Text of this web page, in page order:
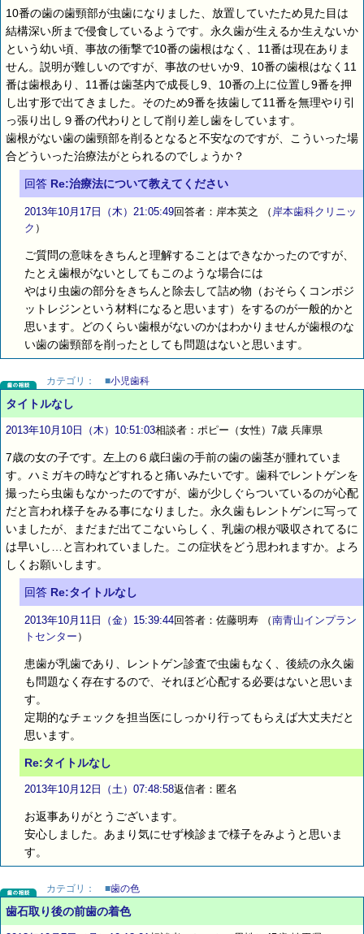
10番の歯の歯頸部が虫歯になりました、放置していたため見た目は
結構深い所まで侵食しているようです。永久歯が生えるか生えないか
という幼い頃、事故の衝撃で10番の歯根はなく、11番は現在ありま
せん。説明が難しいのですが、事故のせいか9、10番の歯根はなく11
番は歯根あり、11番は歯茎内で成長し9、10番の上に位置し9番を押
し出す形で出てきました。そのため9番を抜歯して11番を無理やり引
っ張り出し９番の代わりとして削り差し歯をしています。
歯根がない歯の歯頸部を削るとなると不安なのですが、こういった場
合どういった治療法がとられるのでしょうか？
回答 Re:治療法について教えてください
2013年10月17日（木）21:05:49回答者：岸本英之 （ 岸本歯科クリニッ
ク ）
ご質問の意味をきちんと理解することはできなかったのですが、
たとえ歯根がないとしてもこのような場合には
やはり虫歯の部分をきちんと除去して詰め物（おそらくコンポジ
ットレジンという材料になると思います）をするのが一般的かと
思います。どのくらい歯根がないのかはわかりませんが歯根のな
い歯の歯頸部を削ったとしても問題はないと思います。
カテゴリ： ■小児歯科
タイトルなし
2013年10月10日（木）10:51:03相談者：ポピー（女性）7歳 兵庫県
7歳の女の子です。左上の６歳臼歯の手前の歯の歯茎が腫れていま
す。ハミガキの時などすれると痛いみたいです。歯科でレントゲンを
撮ったら虫歯もなかったのですが、歯が少しぐらついているのが心配
だと言われ様子をみる事になりました。永久歯もレントゲンに写って
いましたが、まだまだ出てこないらしく、乳歯の根が吸収されてるに
は早いし…と言われていました。この症状をどう思われますか。よろ
しくお願いします。
回答 Re:タイトルなし
2013年10月11日（金）15:39:44回答者：佐藤明寿 （南青山インプラン
トセンター ）
患歯が乳歯であり、レントゲン診査で虫歯もなく、後続の永久歯
も問題なく存在するので、それほど心配する必要はないと思いま
す。
定期的なチェックを担当医にしっかり行ってもらえば大丈夫だと
思います。
Re:タイトルなし
2013年10月12日（土）07:48:58返信者：匿名
お返事ありがとうございます。
安心しました。あまり気にせず検診まで様子をみようと思いま
す。
カテゴリ： ■歯の色
歯石取り後の前歯の着色